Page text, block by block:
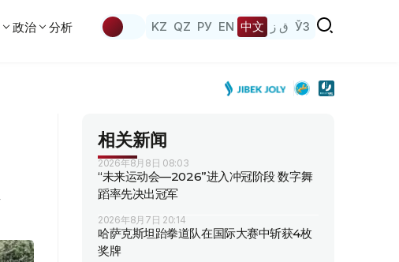
政治 分析 KZ QZ РУ EN 中文 ق ز ЎЗ
相关新闻
2026年8月8日 08:03
“未来运动会—2026”进入冲冠阶段 数字舞
蹈率先决出冠军
2026年8月7日 20:14
哈萨克斯坦跆拳道队在国际大赛中斩获4枚
奖牌